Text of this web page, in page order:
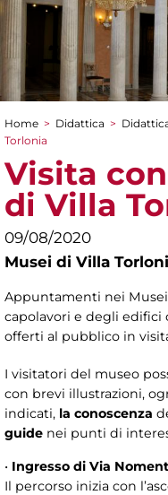
Tu sei qui
Home > Didattica >
Torlonia
Visita
di Villa
09/08/2020
Musei di Villa
Appuntamenti nei
capolavori e degli
offerti al pubblico in
I visitatori del museo
con brevi illustrazioni,
indicati, la conoscenza
guide nei punti di
• Ingresso di Via
Il percorso inizia con